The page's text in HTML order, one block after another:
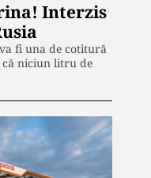
Interzis
fi una de cotitură
niciun litru de